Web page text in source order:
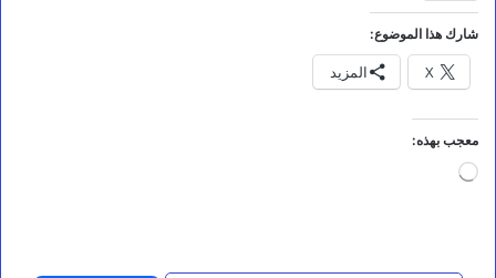
شارك هذا الموضوع:
X المزيد
معجب بهذه:
جاري
ط
ر
ي
:
د
م
ا